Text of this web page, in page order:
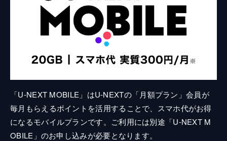
「U-NEXT MOBILE」はU-NEXTの「月額プラン」会員が
毎月もらえるポイントを活用することで、スマホ代がお得
になるモバイルプランです。ご利用には別途「U-NEXT M
OBILE」のお申し込みが必要となります。